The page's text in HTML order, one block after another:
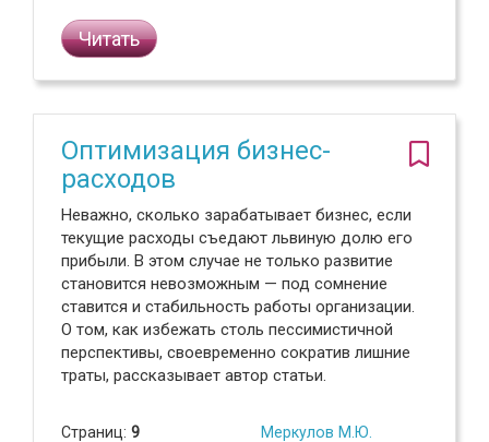
Читать
Оптимизация бизнес-
расходов
Неважно, сколько зарабатывает бизнес, если
текущие расходы съедают львиную долю его
прибыли. В этом случае не только развитие
становится невозможным — под сомнение
ставится и стабильность работы организации.
О том, как избежать столь пессимистичной
перспективы, своевременно сократив лишние
траты, рассказывает автор статьи.
Страниц: 9
Меркулов М.Ю.